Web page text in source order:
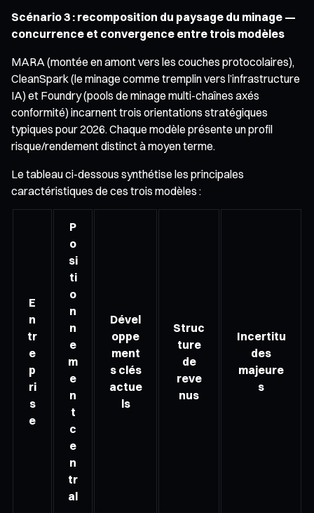
Scénario 3 : recomposition du paysage du minage —
concurrence et convergence entre trois modèles
MARA (montée en amont vers les couches protocolaires),
CleanSpark (le minage comme tremplin vers l’infrastructure
IA) et Foundry (pools de minage multi-chaînes axés
conformité) incarnent trois orientations stratégiques
typiques pour 2026. Chaque modèle présente un profil
risque/rendement distinct à moyen terme.
Le tableau ci-dessous synthétise les principales
caractéristiques de ces trois modèles :
E
n
tr
e
p
ri
s
e
P
o
si
ti
o
n
n
e
m
e
n
t
c
e
n
tr
al
Dével
oppe
ment
s clés
actue
ls
Struc
ture
de
reve
nus
Incertitu
des
majeure
s